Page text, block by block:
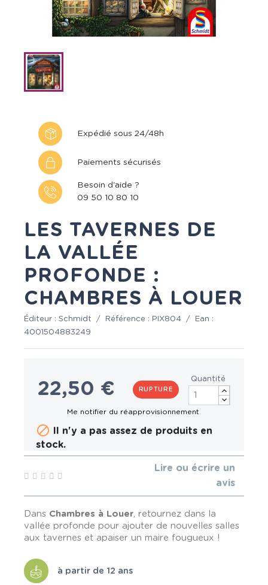
Expédié sous 24/48h
Paiements sécurisés
Besoin d'aide ?
09 50 10 80 10
LES TAVERNES DE
LA VALLÉE
PROFONDE :
CHAMBRES À LOUER
Éditeur : Schmidt / Référence : PIX804 /
Ean :
4001504883249
22,50 € RUPTURE
Quantité
 Il n'y a pas assez de produits en
stock.
Lire ou écrire un
avis
Dans Chambres à Louer, retournez dans la
vallée profonde pour ajouter de nouvelles salles
aux tavernes et apaiser un maire fougueux !
à partir de 12 ans